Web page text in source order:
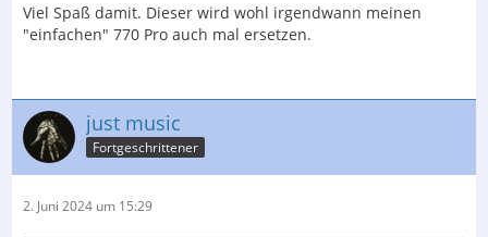
Viel Spaß damit. Dieser wird wohl irgendwann meinen
"einfachen" 770 Pro auch mal ersetzen.
just music
Fortgeschrittener
2. Juni 2024 um 15:29